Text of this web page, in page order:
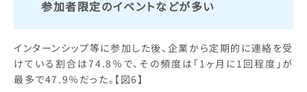
参加者限定のイベントなどが多い
インターンシップ等に参加した後、企業から定期的に連絡を受
けている割合は74.8％で、その頻度は「1ヶ月に1回程度」が
最多で47.9％だった。【図6】